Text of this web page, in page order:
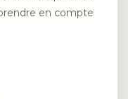
en compte